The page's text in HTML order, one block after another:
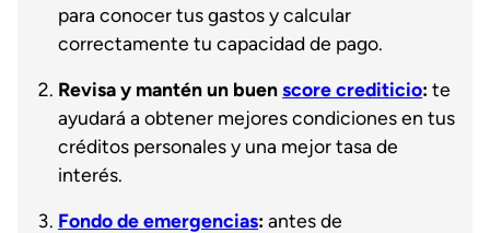
para conocer tus gastos y calcular
correctamente tu capacidad de pago.
Revisa y mantén un buenscore crediticio: te
ayudará a obtener mejores condiciones en tus
créditos personales y una mejor tasa de
interés.
Fondo de emergencias:antes de